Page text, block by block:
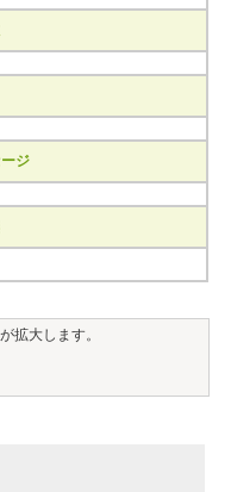
ジ
拡大します。